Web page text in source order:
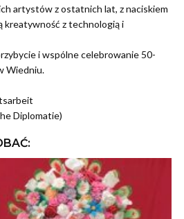
artystów z ostatnich lat, z naciskiem
kreatywność z technologią i
i wspólne celebrowanie 50-
Wiedniu.
Diplomatie)